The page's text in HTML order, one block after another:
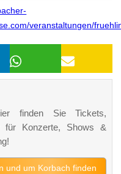
veranstaltungen/
finden Sie Tickets,
für Konzerte, Shows &
und um Korbach finden